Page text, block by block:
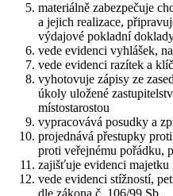
materiálně zabezpečuje
a jejich realizace,
výdajové pokladní
vede evidenci vyhlášek,
vede evidenci razítek a
vyhotovuje zápisy ze
úkoly uložené
místostarostou
vypracovává posudky a
projednává přestupky
proti veřejnému pořádku,
zajišťuje evidenci majetku
vede evidenci stížností,